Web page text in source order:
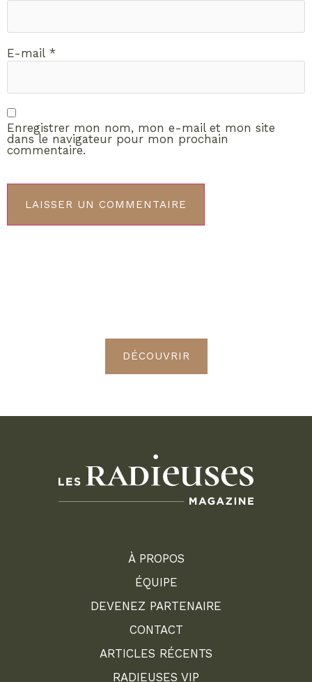
E-mail *
Enregistrer mon nom, mon e-mail et mon site
dans le navigateur pour mon prochain
commentaire.
DÉCOUVRIR
À PROPOS
ÉQUIPE
DEVENEZ PARTENAIRE
CONTACT
ARTICLES RÉCENTS
RADIEUSES VIP